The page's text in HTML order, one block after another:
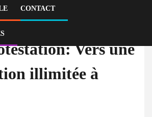
CONTACT
Vers une
illimitée à